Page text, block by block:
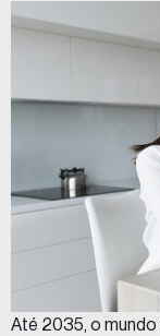
Até 2035, o mundo